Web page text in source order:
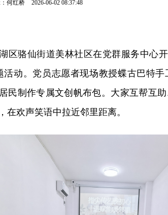
何红桥 2026-06-02 08:37:48
区骆仙街道美林社区在党群服务中心
活动。党员志愿者现场教授蝶古巴特
民制作专属文创帆布包。大家互帮互
在欢声笑语中拉近邻里距离。